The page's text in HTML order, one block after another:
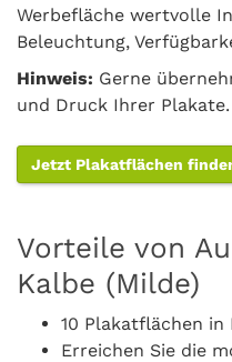
Werbefläche wertvolle
Beleuchtung,
Hinweis: Gerne
und Druck Ihrer Plakate.
Jetzt Plakatflächen
Vorteile von
Kalbe (Milde)
10 Plakatflächen in
Erreichen Sie die